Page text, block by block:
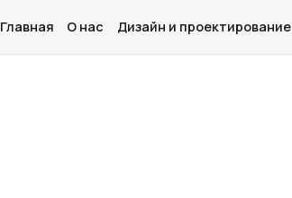
Главная О нас Дизайн и проектирование